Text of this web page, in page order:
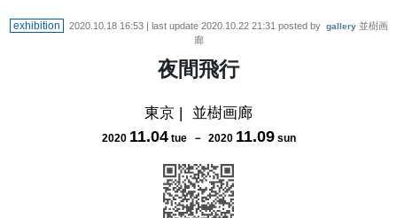
exhibition 2020.10.18 16:53| last update 2020.10.22 21:31 posted by gallery 並樹画
廊
夜間飛行
東京 | 並樹画廊
2020 11.04 tue－ 2020 11.09 sun